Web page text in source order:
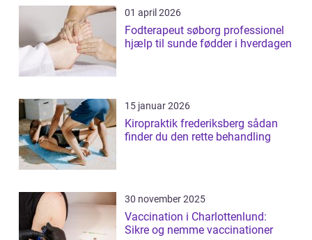
01 april 2026
Fodterapeut søborg professionel
hjælp til sunde fødder i hverdagen
15 januar 2026
Kiropraktik frederiksberg sådan
finder du den rette behandling
30 november 2025
Vaccination i Charlottenlund:
Sikre og nemme vaccinationer